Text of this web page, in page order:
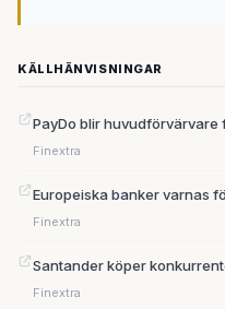
KÄLLHÄNVISNINGAR
PayDo blir huvudförvärvare
Finextra
Europeiska banker varnas
Finextra
Santander köper
Finextra